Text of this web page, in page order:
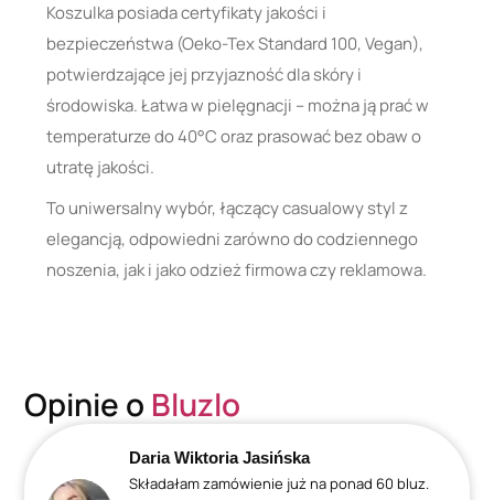
Koszulka posiada certyfikaty jakości i
bezpieczeństwa (Oeko-Tex Standard 100, Vegan),
potwierdzające jej przyjazność dla skóry i
środowiska. Łatwa w pielęgnacji – można ją prać w
temperaturze do 40°C oraz prasować bez obaw o
utratę jakości.
To uniwersalny wybór, łączący casualowy styl z
elegancją, odpowiedni zarówno do codziennego
noszenia, jak i jako odzież firmowa czy reklamowa.
Opinie o Bluzlo
Daria Wiktoria Jasińska
Składałam zamówienie już na ponad 60 bluz.